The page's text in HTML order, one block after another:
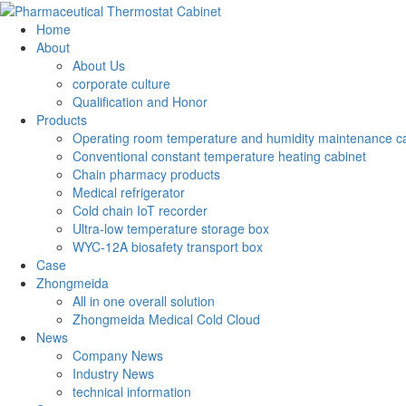
Home
About
About Us
corporate culture
Qualification and Honor
Products
Operating room temperature and humidity maintenance
Conventional constant temperature heating cabinet
Chain pharmacy products
Medical refrigerator
Cold chain IoT recorder
Ultra-low temperature storage box
WYC-12A biosafety transport box
Case
Zhongmeida
All in one overall solution
Zhongmeida Medical Cold Cloud
News
Company News
Industry News
technical information